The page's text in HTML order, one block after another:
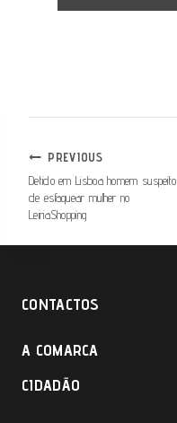
NAVEGAÇÃO
DE
ARTIGOS
PREVIOUS
Detido em Lisboa homem suspeito
de esfaquear mulher no
LeiriaShopping
CONTACTOS
A COMARCA
CIDADÃO